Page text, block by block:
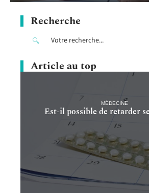
Recherche
Article au top
MÉDECINE
Est-il possible de retarder